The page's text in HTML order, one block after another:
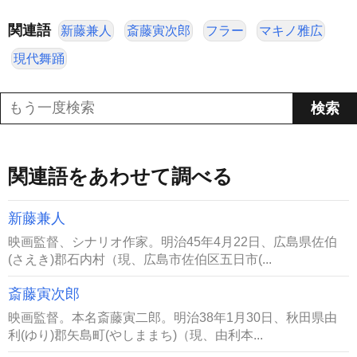
関連語 新藤兼人 斎藤寅次郎 フラー マキノ雅広
現代舞踊
関連語をあわせて調べる
新藤兼人
映画監督、シナリオ作家。明治45年4月22日、広島県佐伯
(さえき)郡石内村（現、広島市佐伯区五日市(...
斎藤寅次郎
映画監督。本名斎藤寅二郎。明治38年1月30日、秋田県由
利(ゆり)郡矢島町(やしままち)（現、由利本...